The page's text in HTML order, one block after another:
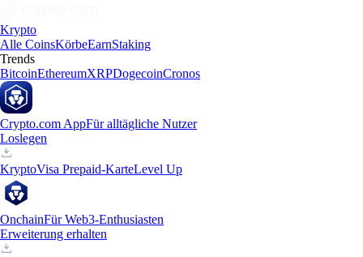
Krypto
Alle CoinsKörbeEarnStaking
Trends
BitcoinEthereumXRPDogecoinCronos
Crypto.com AppFür alltägliche Nutzer
Loslegen
KryptoVisa Prepaid-KarteLevel Up
OnchainFür Web3-Enthusiasten
Erweiterung erhalten